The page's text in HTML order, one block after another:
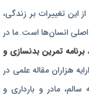
این تغییرات بر زندگی،
انسان‌ها است. ما در
،برنامه تمرین بدنسازی و
هزاران مقاله علمی در
مادر و بارداری و